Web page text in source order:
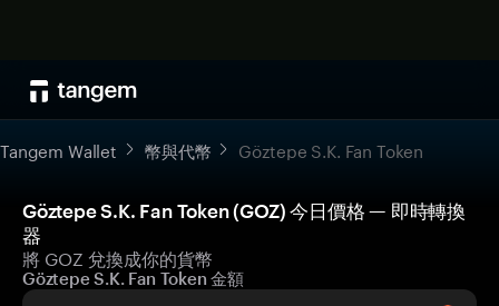
Tangem Wallet 幣與代幣 Göztepe S.K. Fan Token
Göztepe S.K. Fan Token (GOZ) 今日價格 — 即時轉換
器
將 GOZ 兌換成你的貨幣
Göztepe S.K. Fan Token 金額